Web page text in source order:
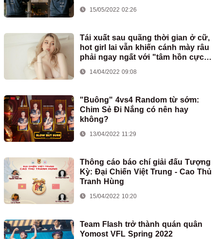
15/05/2022 02:26
Tái xuất sau quãng thời gian ở cữ,
hot girl lai vẫn khiến cánh mày râu
phải ngay ngất với "tâm hồn cực
khủng"
14/04/2022 09:08
"Buông" 4vs4 Random từ sớm:
Chim Sẻ Đi Nắng có nên hay
không?
13/04/2022 11:29
Thông cáo báo chí giải đấu Tượng
Kỳ: Đại Chiến Việt Trung - Cao Thủ
Tranh Hùng
15/04/2022 10:20
Team Flash trở thành quán quân
Yomost VFL Spring 2022